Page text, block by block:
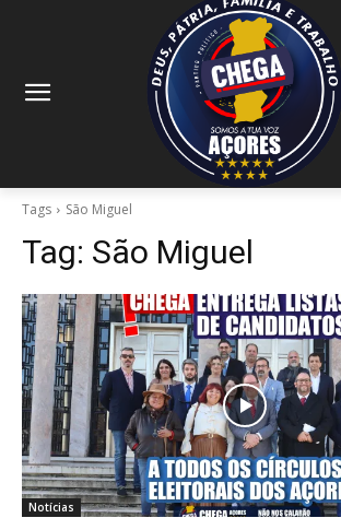
Tags São Miguel
Tag: São Miguel
Notícias